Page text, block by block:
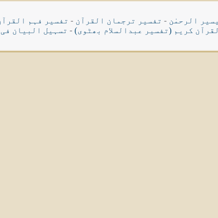
الرحمٰن - تفسیر ترجمان القرآن - تفسیر فہم
کریم (تفسیر عبدالسلام بھٹوی) - تسہیل البیان